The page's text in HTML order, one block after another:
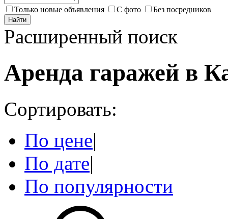
Только новые объявления С фото Без посредников
Найти
Расширенный поиск
Аренда гаражей в
Сортировать:
По цене|
По дате|
По популярности